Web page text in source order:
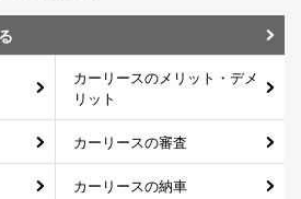
カーリースのメリット・デメ
リット
カーリースの審査
カーリースの納車